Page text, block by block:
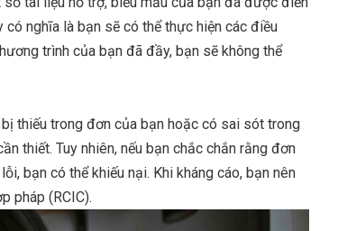
nghĩa là bạn sẽ có thể thực hiện các điều
trình của bạn đã đầy, bạn sẽ không thể
thiếu trong đơn của bạn hoặc có sai sót trong
thiết. Tuy nhiên, nếu bạn chắc chắn rằng đơn
bạn có thể khiếu nại. Khi kháng cáo, bạn nên
pháp (RCIC).